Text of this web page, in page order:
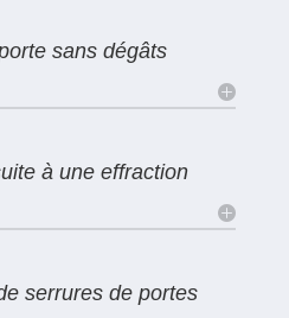
sans dégâts
à une effraction
serrures de portes